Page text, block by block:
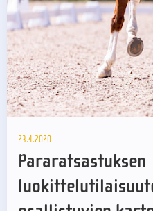
23.4.2020
Pararatsastuksen